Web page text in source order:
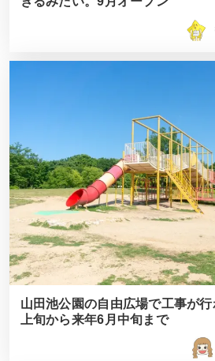
山田池公園の自由広場で工事が
上旬から来年6月中旬まで